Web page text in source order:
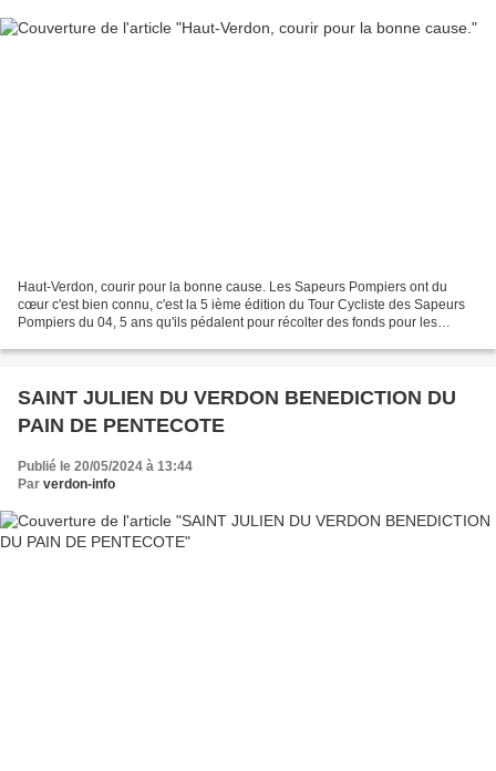
Haut-Verdon, courir pour la bonne cause. Les Sapeurs Pompiers ont du
cœur c'est bien connu, c'est la 5 ième édition du Tour Cycliste des Sapeurs
Pompiers du 04, 5 ans qu'ils pédalent pour récolter des fonds pour les
SAINT JULIEN DU VERDON BENEDICTION DU
PAIN DE PENTECOTE
Publié le 20/05/2024 à 13:44
Par verdon-info